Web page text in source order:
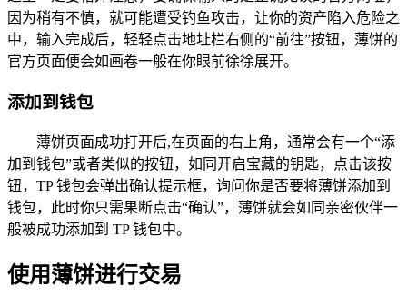
因为稍有不慎，就可能遭受钓鱼攻击，让你的资产陷入危险之
中，输入完成后，轻轻点击地址栏右侧的“前往”按钮，薄饼的
官方页面便会如画卷一般在你眼前徐徐展开。
添加到钱包
薄饼页面成功打开后,在页面的右上角，通常会有一个“添
加到钱包”或者类似的按钮，如同开启宝藏的钥匙，点击该按
钮，TP 钱包会弹出确认提示框，询问你是否要将薄饼添加到
钱包，此时你只需果断点击“确认”，薄饼就会如同亲密伙伴一
般被成功添加到 TP 钱包中。
使用薄饼进行交易